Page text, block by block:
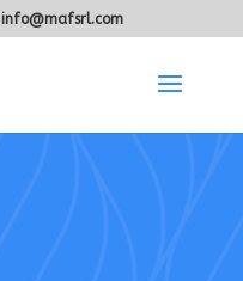
info@mafsrl.com